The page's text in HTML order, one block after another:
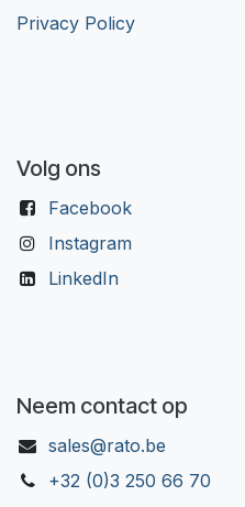
Privacy Policy
Volg ons
Facebook
Instagram
LinkedIn
Neem contact op
sales@rato.be
+32 (0)3 250 66 70